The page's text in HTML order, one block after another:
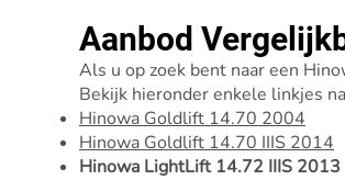
Aanbod
Als u op zoek bent naar een
Bekijk hieronder enkele linkjes
Hinowa Goldlift 14.70 2004
Hinowa Goldlift 14.70 IIIS 2014
Hinowa LightLift 14.72 IIIS 2013